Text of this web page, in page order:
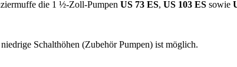
die 1 ½-Zoll-Pumpen US 73 ES, US 103 ES sowie
Schalthöhen (Zubehör Pumpen) ist möglich.